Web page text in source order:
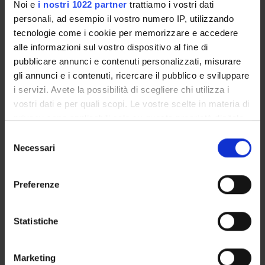
Noi e i nostri 1022 partner trattiamo i vostri dati
personali, ad esempio il vostro numero IP, utilizzando
tecnologie come i cookie per memorizzare e accedere
alle informazioni sul vostro dispositivo al fine di
pubblicare annunci e contenuti personalizzati, misurare
gli annunci e i contenuti, ricercare il pubblico e sviluppare
i servizi. Avete la possibilità di scegliere chi utilizza i
vostri dati e per quali scopi. Le vostre scelte in materia di
privacy sono applicabili solo su questa proprietà digitale
modificare o revocare il proprio consenso in qualsiasi
momento dalla Dichiarazione sui cookie o facendo clic
raccogliere informazioni sulla tua posizione
geografica, con un'approssimazione di qualche
Identificare il tuo dispositivo, scansionandolo
delNecessari
Preferenze
Statistiche
Marketing
|Programma (html, it, 3 KB, 06/11/03)
(Show/Hide)
Academic Calendar
Exam calendar
Thesis and internship proposals